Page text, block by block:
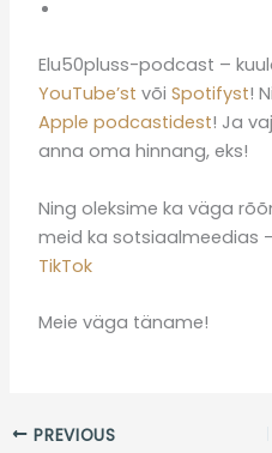
Elu50pluss-podcast –
YouTube’st või Spotifyst!
Apple podcastidest! Ja
anna oma hinnang, eks!
Ning oleksime ka väga
meid ka sotsiaalmeedias
TikTok
Meie väga täname!
PREVIOUS